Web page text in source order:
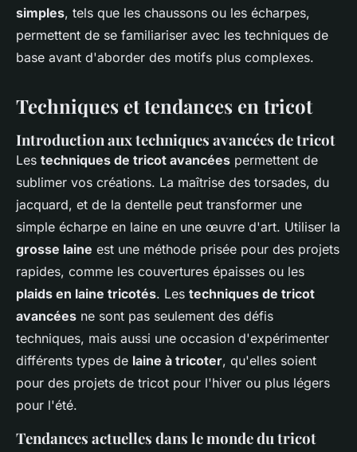
simples, tels que les chaussons ou les écharpes,
permettent de se familiariser avec les techniques de
base avant d'aborder des motifs plus complexes.
Techniques et tendances en tricot
Introduction aux techniques avancées de tricot
Les techniques de tricot avancées permettent de
sublimer vos créations. La maîtrise des torsades, du
jacquard, et de la dentelle peut transformer une
simple écharpe en laine en une œuvre d'art. Utiliser la
grosse laine est une méthode prisée pour des projets
rapides, comme les couvertures épaisses ou les
plaids en laine tricotés. Les techniques de tricot
avancées ne sont pas seulement des défis
techniques, mais aussi une occasion d'expérimenter
différents types de laine à tricoter, qu'elles soient
pour des projets de tricot pour l'hiver ou plus légers
pour l'été.
Tendances actuelles dans le monde du tricot